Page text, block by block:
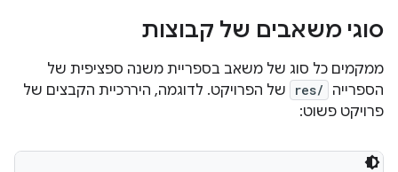
סוגי משאבים של קבוצות
ממקמים כל סוג של משאב בספריית משנה ספציפית של
הספרייה
res/
של הפרויקט. לדוגמה, היררכיית הקבצים של
פרויקט פשוט: